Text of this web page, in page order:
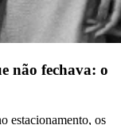
não fechava: o
estacionamento, os